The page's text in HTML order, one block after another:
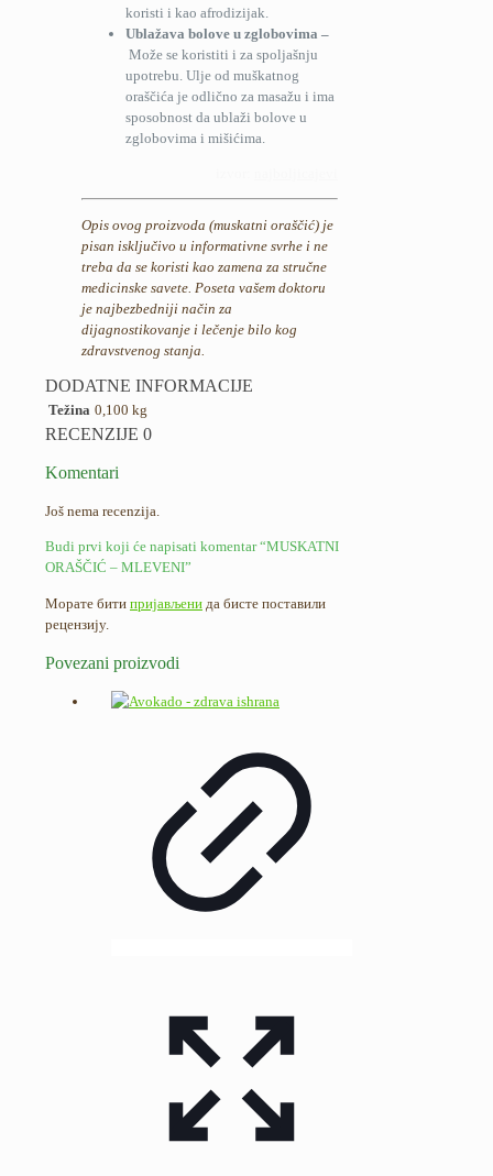
koristi i kao afrodizijak.
Ublažava bolove u zglobovima –
Može se koristiti i za spoljašnju
upotrebu. Ulje od muškatnog
oraščića je odlično za masažu i ima
sposobnost da ublaži bolove u
zglobovima i mišićima.
Opis ovog proizvoda (muskatni oraščić) je
pisan isključivo u informativne svrhe i ne
treba da se koristi kao zamena za stručne
medicinske savete. Poseta vašem doktoru
je najbezbedniji način za
dijagnostikovanje i lečenje bilo kog
zdravstvenog stanja.
DODATNE INFORMACIJE
Težina 0,100 kg
RECENZIJE 0
Komentari
Još nema recenzija.
Budi prvi koji će napisati komentar “MUSKATNI
ORAŠČIĆ – MLEVENI”
Морате бити пријављени да бисте поставили
рецензију.
Povezani proizvodi